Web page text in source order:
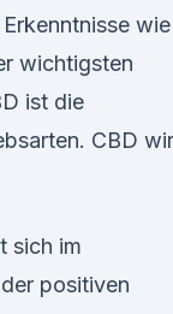
wie
wichtigsten
ist die
CBD
sich im
positiven